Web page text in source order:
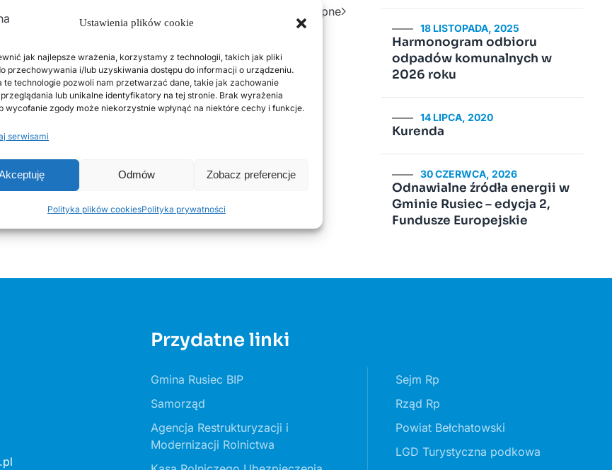
Ustawienia plików cookie
jak najlepsze wrażenia, korzystamy z technologii, takich jak pliki
przechowywania i/lub uzyskiwania dostępu do informacji o urządzeniu.
te technologie pozwoli nam przetwarzać dane, takie jak zachowanie
lub unikalne identyfikatory na tej stronie. Brak wyrażenia
wycofanie zgody może niekorzystnie wpłynąć na niektóre cechy i funkcje.
serwisami
Odmów Zobacz preferencje
Polityka plików cookiesPolityka prywatności
Następne
18 LISTOPADA, 2025
Harmonogram odbioru
odpadów komunalnych w
2026 roku
14 LIPCA, 2020
Kurenda
30 CZERWCA, 2026
Odnawialne źródła energii w
Gminie Rusiec – edycja 2,
Fundusze Europejskie
Przydatne linki
Gmina Rusiec BIP
Samorząd
Agencja Restrukturyzacji i
Modernizacji Rolnictwa
Sejm Rp
Rząd Rp
Powiat Bełchatowski
LGD Turystyczna podkowa